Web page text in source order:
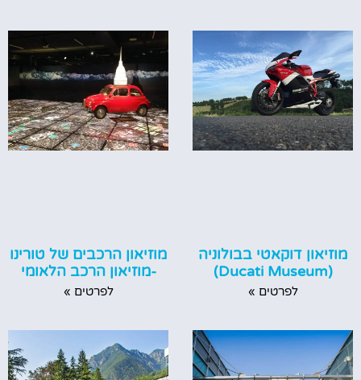
מוזיאון דוקאטי בבולוניה
(Ducati Museum)
לפרטים »
מוזיאון הרכבים של טורינו
-מוזיאון הרכב הלאומי
לפרטים »